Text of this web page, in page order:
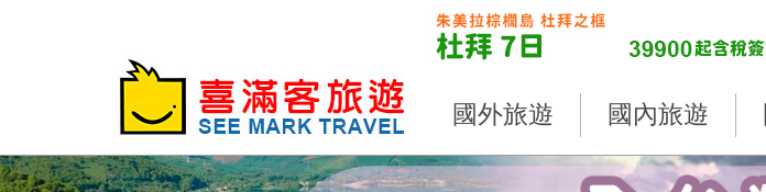
國外旅遊 國內旅遊
Previous